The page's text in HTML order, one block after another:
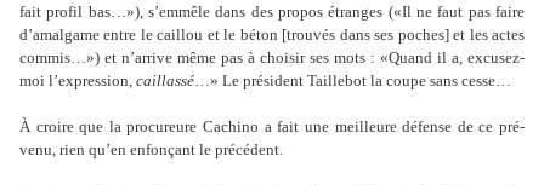
fait profil bas…»), s’emmêle dans des propos étranges («Il ne faut pas faire
d’amal­game entre le caillou et le béton [trou­vés dans ses poches] et les actes
commis…») et n’arrive même pas à choi­sir ses mots : «Quand il a, excu­sez-
moi l’expres­sion, caillassé…» Le pré­si­dent Taillebot la coupe sans cesse…
À croire que la pro­cu­reure Cachino a fait une meilleure défense de ce pré­
venu, rien qu’en enfon­çant le pré­cé­dent.